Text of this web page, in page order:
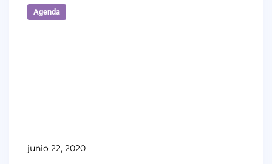
Agenda
junio 22, 2020